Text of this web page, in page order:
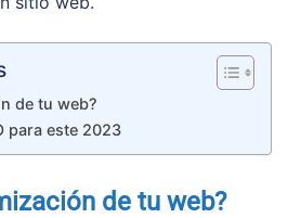
de tu web?
para este 2023
de tu web?